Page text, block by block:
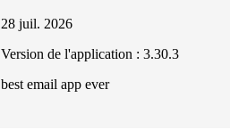
28 juil. 2026
Version de l'application : 3.30.3
best email app ever